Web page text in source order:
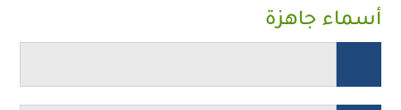
أسماء جاهزة